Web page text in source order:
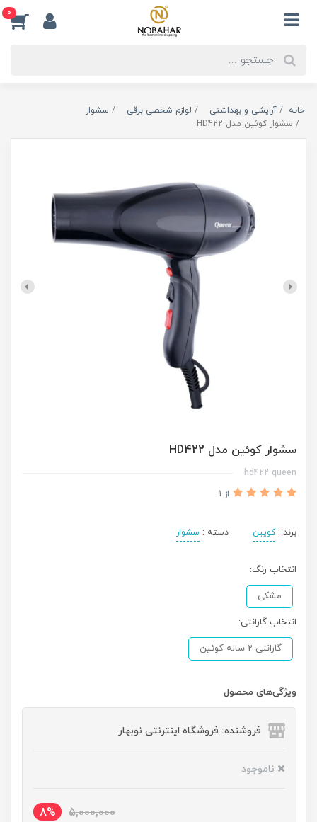
0
خانه آرایشی و بهداشتی لوازم شخصی برقی
سشوار
سشوار کوئین مدل HD422
سشوار کوئین مدل HD422
hd422 queen
از 1
برند :کویین دسته : سشوار
انتخاب رنگ:
مشکی
انتخاب گارانتی:
گارانتی 2 ساله کوئین
ویژگی‌های محصول
فروشنده: فروشگاه اینترنتی نوبهار
ناموجود
5,000,000
8%